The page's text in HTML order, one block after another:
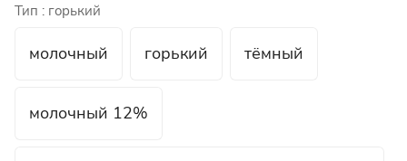
Тип : горький
молочный горький тёмный
молочный 12%